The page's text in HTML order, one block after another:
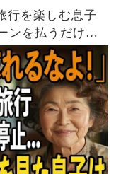
行を楽しむ息子
ンを払うだけ黙
、他人が住む